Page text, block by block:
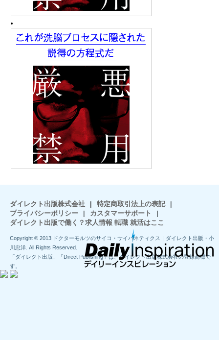
ダイレクト出版株式会社 | 特定商取引法上の表記
|
プライバシーポリシー
| カスタマーサポート
|
ダイレクト出版で働く？求人情報 転職 就活はここ
Copyright © 2013 ドクターモルツのサイコ・サイバネティクス｜ダイレクト出版・小
川忠洋. All Rights Reserved.
「ダイレクト出版」「Direct Publishing」は、ダイレクト出版株式会社の登録商標で
す。